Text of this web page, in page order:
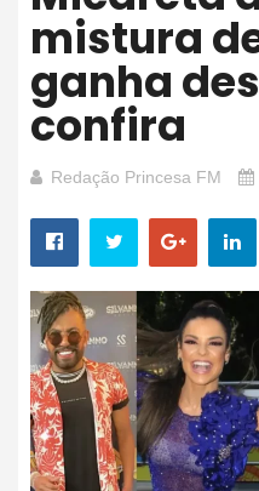
mistura
ganha
confira
Redação Princesa FM